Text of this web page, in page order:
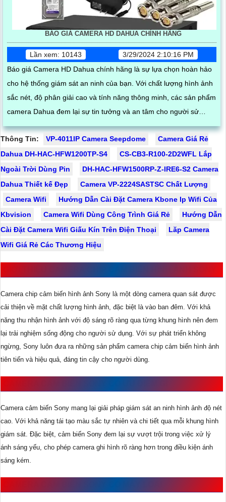
BÁO GIÁ CAMERA HD DAHUA CHÍNH HÃNG
Lần xem: 10143
3/29/2024 2:10:16 PM
Báo giá Camera HD Dahua chính hãng là sự lựa chọn hoàn hảo
cho hệ thống giám sát an ninh của bạn. Với chất lượng hình ảnh
sắc nét, độ phân giải cao và tính năng thông minh, các sản phẩm
camera Dahua đem lại sự tin tưởng và an tâm cho người sử
dụng
Thông Tin:
VP-4011IP Camera Seepdome
Camera Giá Rẻ
Dahua DH-HAC-HFW1200TP-S4
CS-CB3-R100-2D2WFL Lắp
Ngoài Trời Dùng Pin
DH-HAC-HFW1500RP-Z-IRE6-S2 Camera
Dahua Thiết kế Đẹp
Camera VP-2224SASTSC Chất Lượng
Camera Wifi
Hướng Dẫn Cài Đặt Camera Kbone Ip Wifi Của
Kbvision
Camera Wifi Dùng Công Trình Giá Rẻ
Hướng Dẫn
Cài Đặt Camera Wifi Giấu Kín Trên Điện Thoại
Lăp Camera
Wifi Giá Rẻ Các Thương Hiệu
Camera chip cảm biến hình ảnh Sony là một dòng camera quan sát được
cải thiện về mặt chất lượng hình ảnh, đặc biệt là vào ban đêm. Với khả
năng thu nhận hình ảnh với độ sáng rõ ràng qua từng khung hình nên đem
lại trải nghiệm sống động cho người sử dụng. Với sự phát triển không
ngừng, Sony luôn đưa ra những sản phẩm camera chip cảm biến hình ảnh
tiên tiến và hiệu quả, đáng tin cậy cho người dùng.
Camera cảm biến Sony mang lại giải pháp giám sát an ninh hình ảnh độ nét
cao. Với khả năng tái tạo màu sắc tự nhiên và chi tiết qua mỗi khung hình
giám sát. Đặc biệt, cảm biến Sony đem lại sự vượt trội trong việc xử lý
ánh sáng yếu, cho phép camera ghi hình rõ ràng hơn trong điều kiện ánh
sáng kém.